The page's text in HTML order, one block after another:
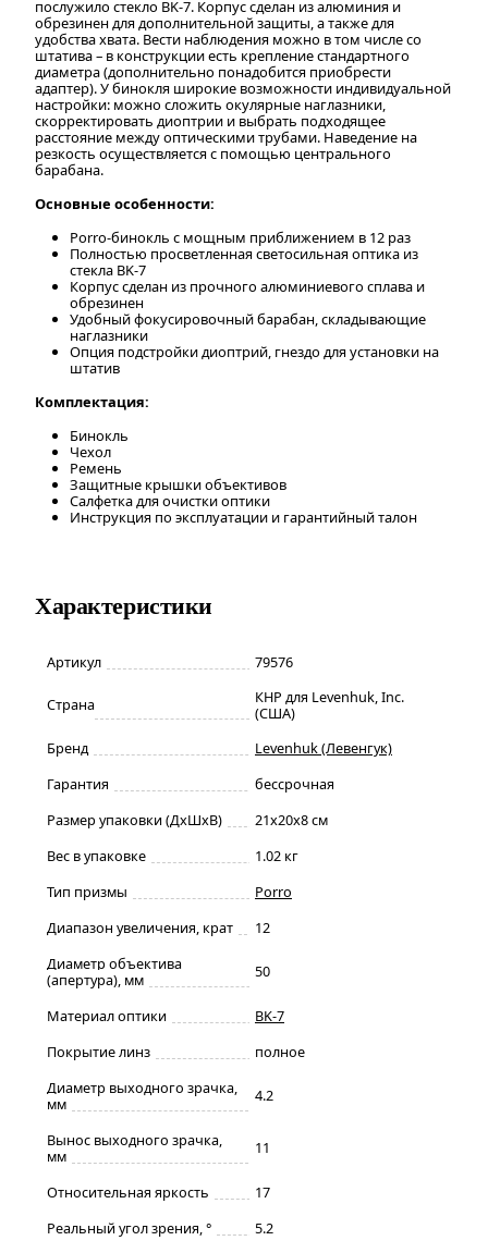
послужило стекло BK-7. Корпус сделан из алюминия и
обрезинен для дополнительной защиты, а также для
удобства хвата. Вести наблюдения можно в том числе со
штатива – в конструкции есть крепление стандартного
диаметра (дополнительно понадобится приобрести
адаптер). У бинокля широкие возможности индивидуальной
настройки: можно сложить окулярные наглазники,
скорректировать диоптрии и выбрать подходящее
расстояние между оптическими трубами. Наведение на
резкость осуществляется с помощью центрального
барабана.
Основные особенности:
Porro-бинокль с мощным приближением в 12 раз
Полностью просветленная светосильная оптика из
стекла BK-7
Корпус сделан из прочного алюминиевого сплава и
обрезинен
Удобный фокусировочный барабан, складывающие
наглазники
Опция подстройки диоптрий, гнездо для установки на
штатив
Комплектация:
Бинокль
Чехол
Ремень
Защитные крышки объективов
Салфетка для очистки оптики
Инструкция по эксплуатации и гарантийный талон
Характеристики
Артикул 79576
Страна
КНР для Levenhuk, Inc.
(США)
Бренд
Levenhuk (Левенгук)
Гарантия
бессрочная
Размер упаковки (ДxШxВ)
21x20x8 см
Вес в упаковке
1.02 кг
Тип призмы
Porro
Диапазон увеличения, крат
12
Диаметр объектива
(апертура), мм
50
Материал оптики
BK-7
Покрытие линз
полное
Диаметр выходного зрачка,
мм
4.2
Вынос выходного зрачка,
мм
11
Относительная яркость
17
Реальный угол зрения, °
5.2